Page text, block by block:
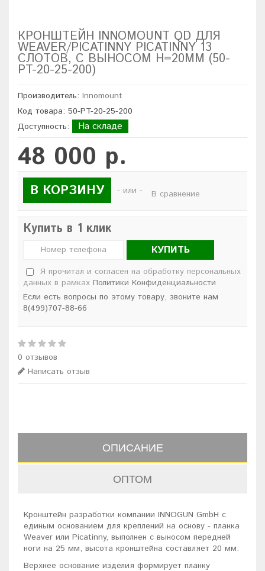
КРОНШТЕЙН INNOMOUNT QD ДЛЯ
WEAVER/PICATINNY PICATINNY 13
СЛОТОВ, С ВЫНОСОМ H=20ММ (50-
PT-20-25-200)
Производитель: Innomount
Код товара: 50-PT-20-25-200
Доступность:
На складе
48 000 р.
В КОРЗИНУ - или - В сравнение
Купить в 1 клик
КУПИТЬ
Я прочитал и согласен на обработку персональных
данных в рамках Политики Конфиденциальности
Если есть вопросы по этому товару, звоните нам
8(499)707-88-66
0 отзывов
Написать отзыв
ОПИСАНИЕ
ОПТОМ
Кронштейн разработки компании INNOGUN GmbH с
единым основанием для креплений на основу - планка
Weaver или Picatinny, выполнен с выносом передней
ноги на 25 мм, высота кронштейна составляет 20 мм.
Верхнее основание изделия формирует планку